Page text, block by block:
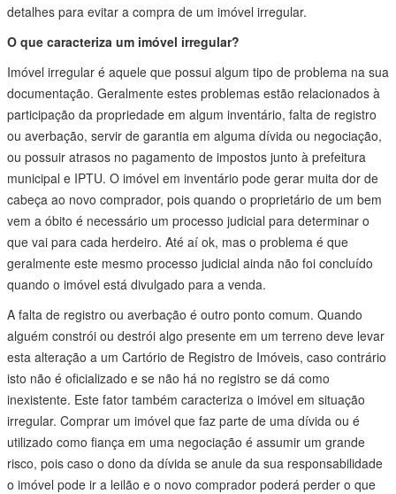
detalhes para evitar a compra de um imóvel irregular.
O que caracteriza um imóvel irregular?
Imóvel irregular é aquele que possui algum tipo de problema na sua
documentação. Geralmente estes problemas estão relacionados à
participação da propriedade em algum inventário, falta de registro
ou averbação, servir de garantia em alguma dívida ou negociação,
ou possuir atrasos no pagamento de impostos junto à prefeitura
municipal e IPTU. O imóvel em inventário pode gerar muita dor de
cabeça ao novo comprador, pois quando o proprietário de um bem
vem a óbito é necessário um processo judicial para determinar o
que vai para cada herdeiro. Até aí ok, mas o problema é que
geralmente este mesmo processo judicial ainda não foi concluído
quando o imóvel está divulgado para a venda.
A falta de registro ou averbação é outro ponto comum. Quando
alguém constrói ou destrói algo presente em um terreno deve levar
esta alteração a um Cartório de Registro de Imóveis, caso contrário
isto não é oficializado e se não há no registro se dá como
inexistente. Este fator também caracteriza o imóvel em situação
irregular. Comprar um imóvel que faz parte de uma dívida ou é
utilizado como fiança em uma negociação é assumir um grande
risco, pois caso o dono da dívida se anule da sua responsabilidade
o imóvel pode ir a leilão e o novo comprador poderá perder o que